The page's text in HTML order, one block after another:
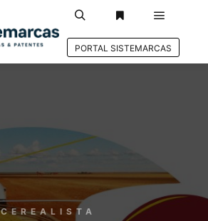
PORTAL SISTEMARCAS
CEREALISTA